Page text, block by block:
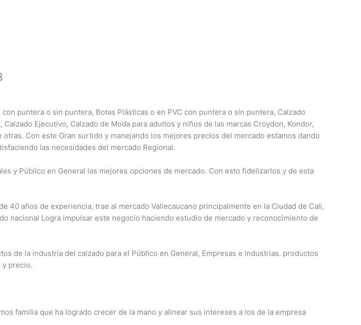
puntera o sin puntera, Botas Plásticas o en PVC con puntera o sin puntera, Calzado
Ejecutivo, Calzado de Moda para adultos y niños de las marcas Croydon, Kondor,
Con este Gran surtido y manejando los mejores precios del mercado estamos dando
las necesidades del mercado Regional.
y Público en General las mejores opciones de mercado. Con esto fidelizarlos y de esta
40 años de experiencia, trae al mercado Vallecaucano principalmente en la Ciudad de Cali,
nacional Logra impulsar este negocio haciendo estudio de mercado y reconocimiento de
de la industria del calzado para el Público en General, Empresas e Industrias. productos
y precio.
familia que ha logrado crecer de la mano y alinear sus intereses a los de la empresa